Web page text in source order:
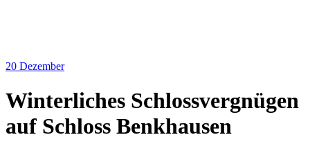
20 Dezember
Winterliches Schlossvergnügen
auf Schloss Benkhausen